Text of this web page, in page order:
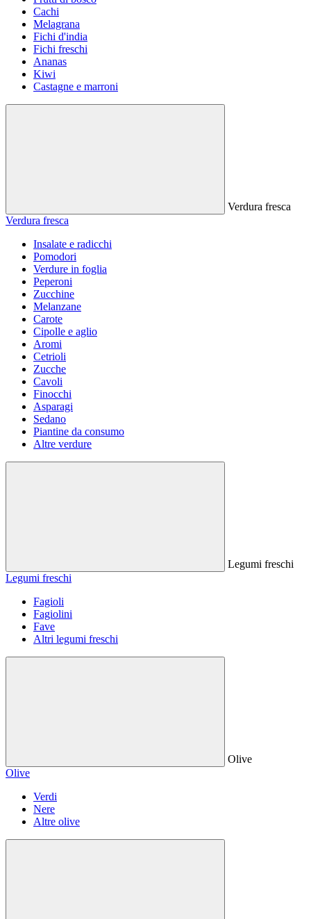
Cachi
Melagrana
Fichi d'india
Fichi freschi
Ananas
Kiwi
Castagne e marroni
Verdura fresca
Verdura fresca
Insalate e radicchi
Pomodori
Verdure in foglia
Peperoni
Zucchine
Melanzane
Carote
Cipolle e aglio
Aromi
Cetrioli
Zucche
Cavoli
Finocchi
Asparagi
Sedano
Piantine da consumo
Altre verdure
Legumi freschi
Legumi freschi
Fagioli
Fagiolini
Fave
Altri legumi freschi
Olive
Olive
Verdi
Nere
Altre olive